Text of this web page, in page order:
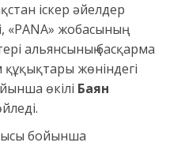
іскер әйелдер
«PANA» жобасының
альянсының басқарма
құқықтары жөніндегі
өкілі Баян
бойынша